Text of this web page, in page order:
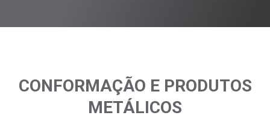
CONFORMAÇÃO E PRODUTOS
METÁLICOS